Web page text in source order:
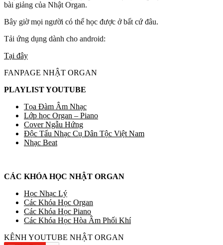
bài giảng của Nhật Organ.
Bây giờ mọi người có thể học được ở bất cứ đâu.
Tải ứng dụng dành cho android:
Tại đây
FANPAGE NHẬT ORGAN
PLAYLIST YOUTUBE
Tọa Đàm Âm Nhạc
Lớp học Organ – Piano
Cover Ngẫu Hứng
Độc Tấu Nhạc Cụ Dân Tộc Việt Nam
Nhạc Beat
CÁC KHÓA HỌC NHẬT ORGAN
Học Nhạc Lý
Các Khóa Học Organ
Các Khóa Học Piano
Các Khóa Học Hòa Âm Phối Khí
KÊNH YOUTUBE NHẬT ORGAN